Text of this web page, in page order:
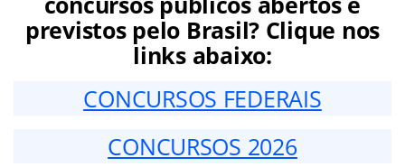
previstos pelo Brasil? Clique nos
links abaixo:
CONCURSOS FEDERAIS
CONCURSOS 2026